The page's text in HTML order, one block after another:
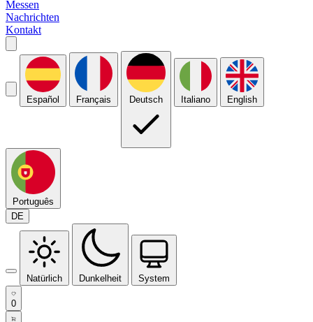
Messen
Nachrichten
Kontakt
Español Français Deutsch Italiano English
Português
DE
Natürlich Dunkelheit System
0